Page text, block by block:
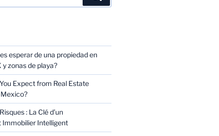
esperar de una propiedad en
zonas de playa?
Expect from Real Estate
: La Clé d’un
Intelligent